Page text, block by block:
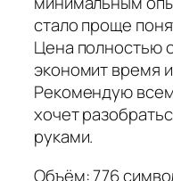
стало проще
Цена полностью
экономит время
Рекомендую
хочет
руками.
Объём: 776